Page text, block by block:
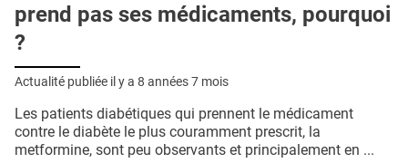
prend pas ses médicaments, pourquoi
?
Actualité publiée il y a 8 années 7 mois
Les patients diabétiques qui prennent le médicament
contre le diabète le plus couramment prescrit, la
metformine, sont peu observants et principalement en ...